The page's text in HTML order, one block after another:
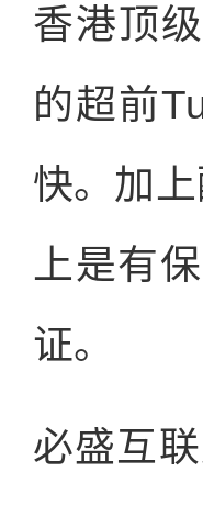
香港顶
的超前
快。加
上是有
证。
必盛互